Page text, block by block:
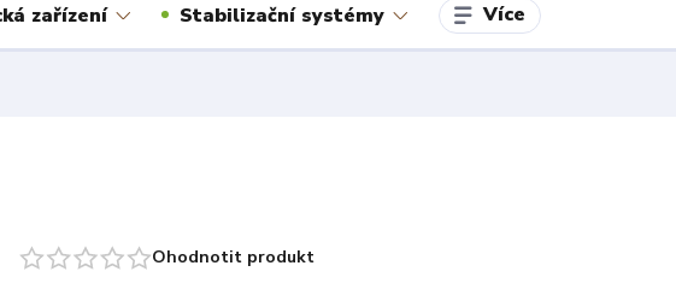
zařízení Stabilizační systémy Více
Ohodnotit produkt